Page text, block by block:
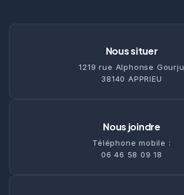
Nous situer
1219 rue Alphonse Gourju
38140 APPRIEU
Nous joindre
Téléphone mobile :
06 46 58 09 18